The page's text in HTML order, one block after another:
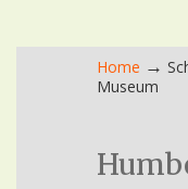
Home →
Museum